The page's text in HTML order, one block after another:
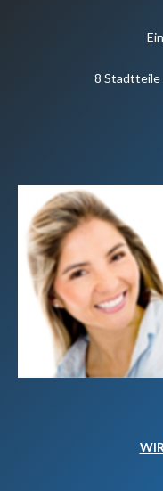
8 Stadtteile
WIR